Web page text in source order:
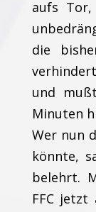
aufs
die
und
Minuten
Wer nun
könnte,
belehrt.
FFC jetzt